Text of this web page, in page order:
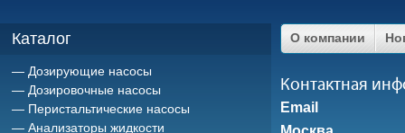
Каталог
Дозирующие насосы
Дозировочные насосы
Перистальтические насосы
Анализаторы жидкости
О компании
Контактная
Email